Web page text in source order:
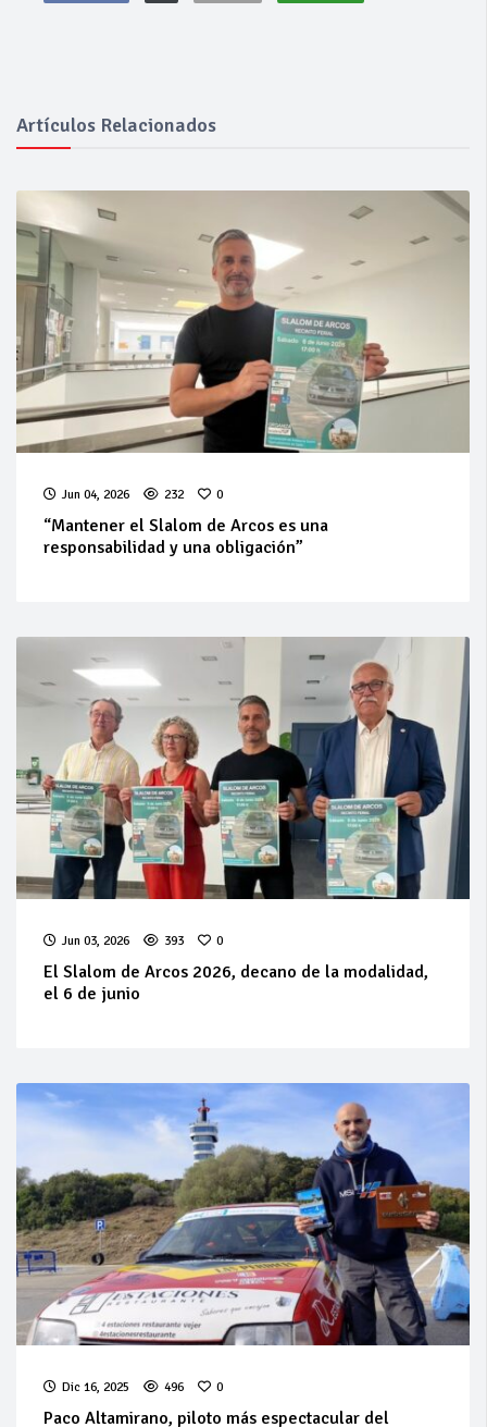
Artículos Relacionados
Jun 04, 2026 232 0
“Mantener el Slalom de Arcos es una
responsabilidad y una obligación”
Jun 03, 2026 393 0
El Slalom de Arcos 2026, decano de la modalidad,
el 6 de junio
Dic 16, 2025 496 0
Paco Altamirano, piloto más espectacular del